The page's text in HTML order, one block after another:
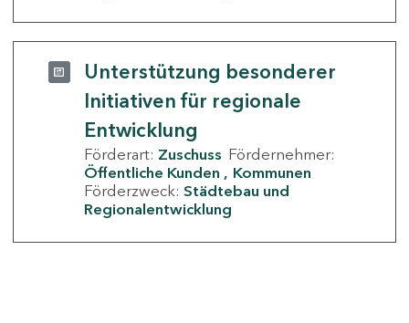
Unterstützung besonderer
Initiativen für regionale
Entwicklung
Förderart: Zuschuss Fördernehmer:
Öffentliche Kunden
Kommunen
Förderzweck: Städtebau und
Regionalentwicklung